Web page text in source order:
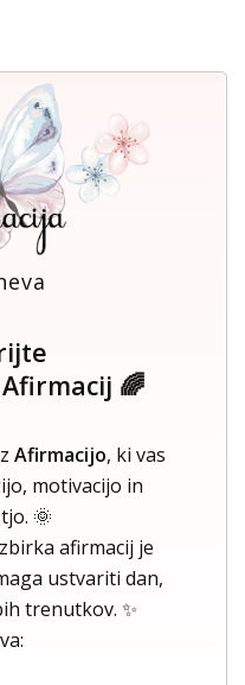
🌈
Afirmacijo, ki vas
motivacijo in
🌞
afirmacij je
ustvariti dan,
trenutkov. ✨